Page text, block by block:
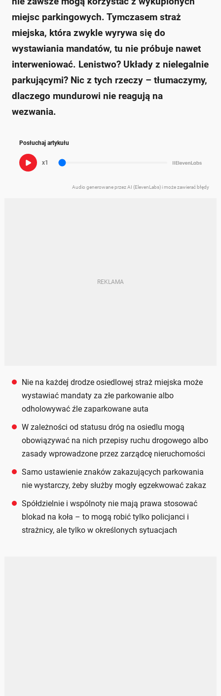
miejsc parkingowych. Tymczasem straż
miejska, która zwykle wyrywa się do
wystawiania mandatów, tu nie próbuje nawet
interweniować. Lenistwo? Układy z nielegalnie
parkującymi? Nic z tych rzeczy – tłumaczymy,
dlaczego mundurowi nie reagują na
wezwania.
Posłuchaj artykułu
x1
Audio generowane przez AI (ElevenLabs) i może zawierać błędy
Nie na każdej drodze osiedlowej straż miejska może
wystawiać mandaty za złe parkowanie albo
odholowywać źle zaparkowane auta
W zależności od statusu dróg na osiedlu mogą
obowiązywać na nich przepisy ruchu drogowego albo
zasady wprowadzone przez zarządcę nieruchomości
Samo ustawienie znaków zakazujących parkowania
nie wystarczy, żeby służby mogły egzekwować zakaz
Spółdzielnie i wspólnoty nie mają prawa stosować
blokad na koła – to mogą robić tylko policjanci i
strażnicy, ale tylko w określonych sytuacjach